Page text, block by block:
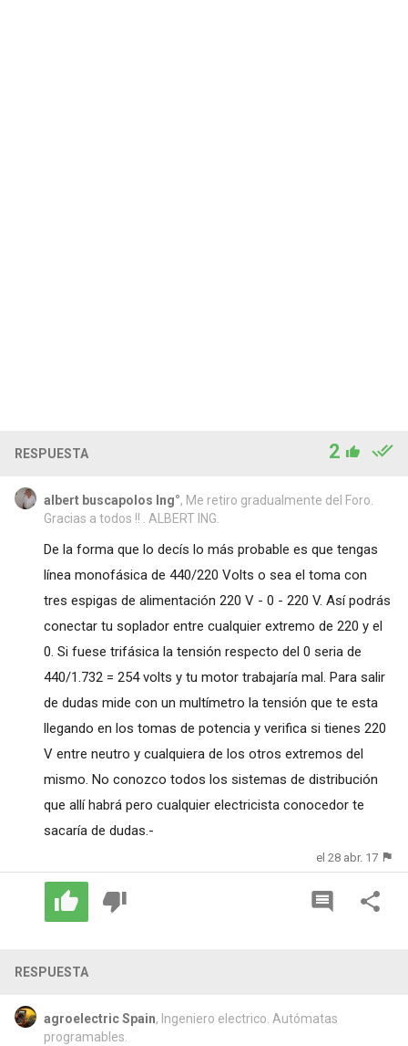
RESPUESTA 2
albert buscapolos Ing°, Me retiro gradualmente del Foro.
Gracias a todos !! . ALBERT ING.
De la forma que lo decís lo más probable es que tengas
línea monofásica de 440/220 Volts o sea el toma con
tres espigas de alimentación 220 V - 0 - 220 V. Así podrás
conectar tu soplador entre cualquier extremo de 220 y el
0. Si fuese trifásica la tensión respecto del 0 seria de
440/1.732 = 254 volts y tu motor trabajaría mal. Para salir
de dudas mide con un multímetro la tensión que te esta
llegando en los tomas de potencia y verifica si tienes 220
V entre neutro y cualquiera de los otros extremos del
mismo. No conozco todos los sistemas de distribución
que allí habrá pero cualquier electricista conocedor te
sacaría de dudas.-
el 28 abr. 17
RESPUESTA
agroelectric Spain, Ingeniero electrico. Autómatas
programables.